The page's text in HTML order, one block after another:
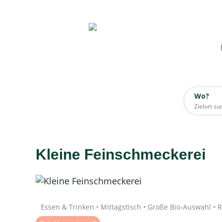
Wo?
Wo?
Daten werden geladen
Kleine Feinschmeckerei
Essen & Trinken • Mittagstisch • Große Bio-Auswahl •